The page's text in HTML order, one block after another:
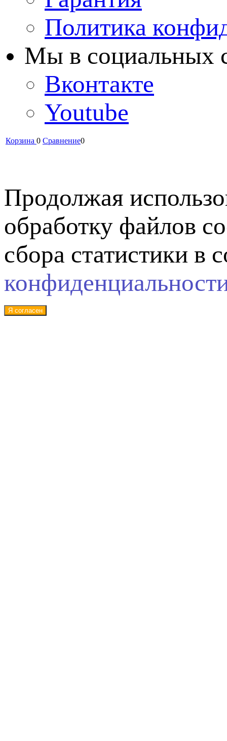
Политика
Мы в cоциальных
Вконтакте
Youtube
Корзина 0 Сравнение0
Продолжая
обработку файлов
сбора статистики в
Я согласен